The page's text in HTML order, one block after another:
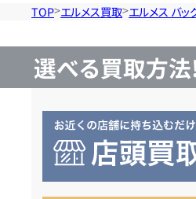
TOP エルメス買取 エルメス バッ
選べる買取方